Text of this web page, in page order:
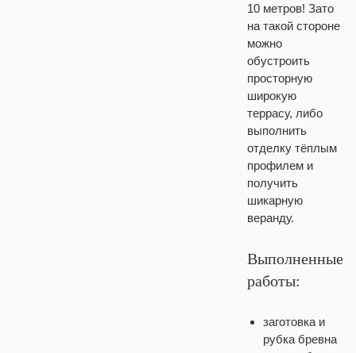
10 метров! Зато
на такой стороне
можно
обустроить
просторную
широкую
террасу, либо
выполнить
отделку тёплым
профилем и
получить
шикарную
веранду.
Выполненные
работы:
заготовка и
рубка бревна